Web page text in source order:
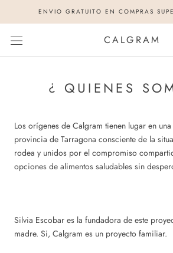
ENVIO GRATUITO EN COMPRAS
CALGRAM
¿ QUIENES
Los orígenes de Calgram tienen lugar en
provincia de Tarragona consciente de la
rodea y unidos por el compromiso
opciones de alimentos saludables sin
Silvia Escobar es la fundadora de este
madre. Si, Calgram es un proyecto familiar.